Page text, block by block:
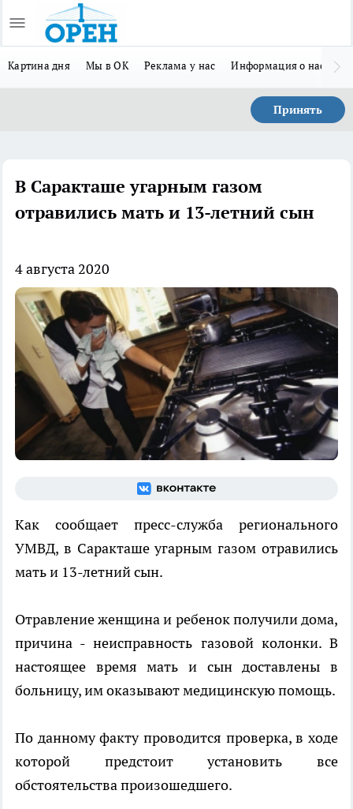
Картина дня Мы в ОК Реклама у нас Информация о нас
Принять
В Саракташе угарным газом
отравились мать и 13-летний сын
4 августа 2020
Как сообщает пресс-служба регионального
УМВД, в Саракташе угарным газом отравились
мать и 13-летний сын.
Отравление женщина и ребенок получили дома,
причина - неисправность газовой колонки. В
настоящее время мать и сын доставлены в
больницу, им оказывают медицинскую помощь.
По данному факту проводится проверка, в ходе
которой предстоит установить все
обстоятельства произошедшего.